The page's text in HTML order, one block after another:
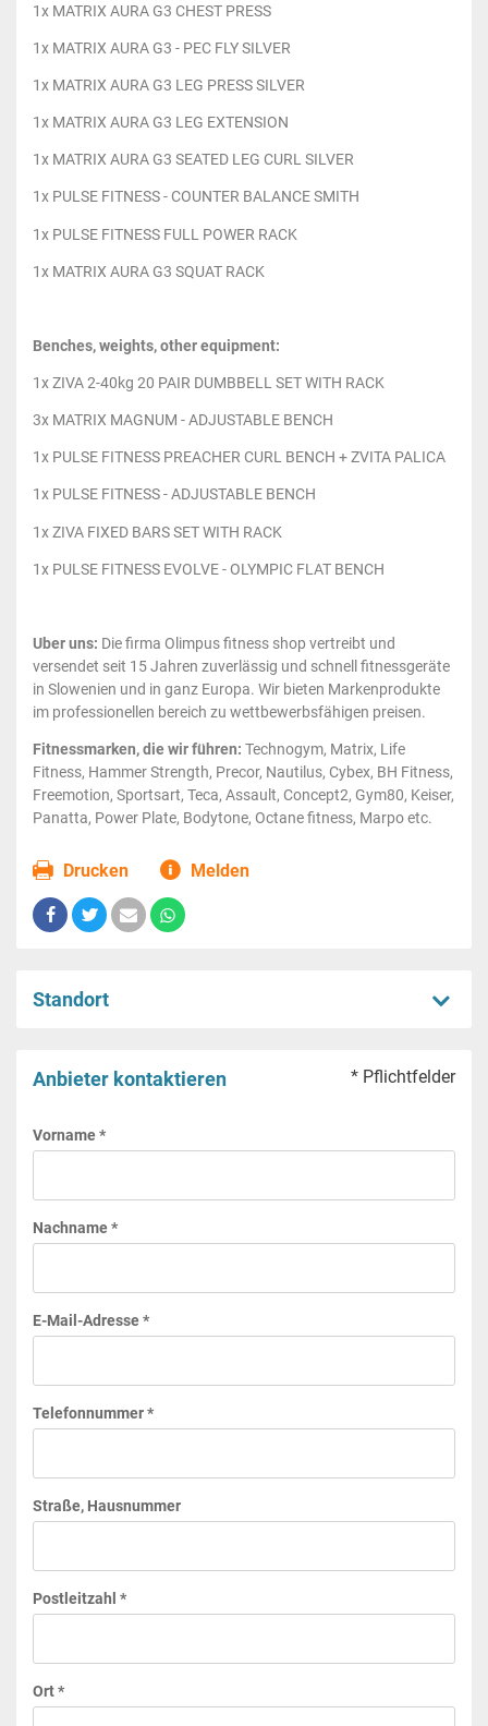
1x MATRIX AURA G3 CHEST PRESS
1x MATRIX AURA G3 - PEC FLY SILVER
1x MATRIX AURA G3 LEG PRESS SILVER
1x MATRIX AURA G3 LEG EXTENSION
1x MATRIX AURA G3 SEATED LEG CURL SILVER
1x PULSE FITNESS - COUNTER BALANCE SMITH
1x PULSE FITNESS FULL POWER RACK
1x MATRIX AURA G3 SQUAT RACK
Benches, weights, other equipment:
1x ZIVA 2-40kg 20 PAIR DUMBBELL SET WITH RACK
3x MATRIX MAGNUM - ADJUSTABLE BENCH
1x PULSE FITNESS PREACHER CURL BENCH + ZVITA PALICA
1x PULSE FITNESS - ADJUSTABLE BENCH
1x ZIVA FIXED BARS SET WITH RACK
1x PULSE FITNESS EVOLVE - OLYMPIC FLAT BENCH
Uber uns: Die firma Olimpus fitness shop vertreibt und
versendet seit 15 Jahren zuverlässig und schnell fitnessgeräte
in Slowenien und in ganz Europa. Wir bieten Markenprodukte
im professionellen bereich zu wettbewerbsfähigen preisen.
Fitnessmarken, die wir führen: Technogym, Matrix, Life
Fitness, Hammer Strength, Precor, Nautilus, Cybex, BH Fitness,
Freemotion, Sportsart, Teca, Assault, Concept2, Gym80, Keiser,
Panatta, Power Plate, Bodytone, Octane fitness, Marpo etc.
Drucken Melden
Standort
Anbieter kontaktieren * Pflichtfelder
Vorname *
Nachname *
E-Mail-Adresse *
Telefonnummer *
Straße, Hausnummer
Postleitzahl *
Ort *